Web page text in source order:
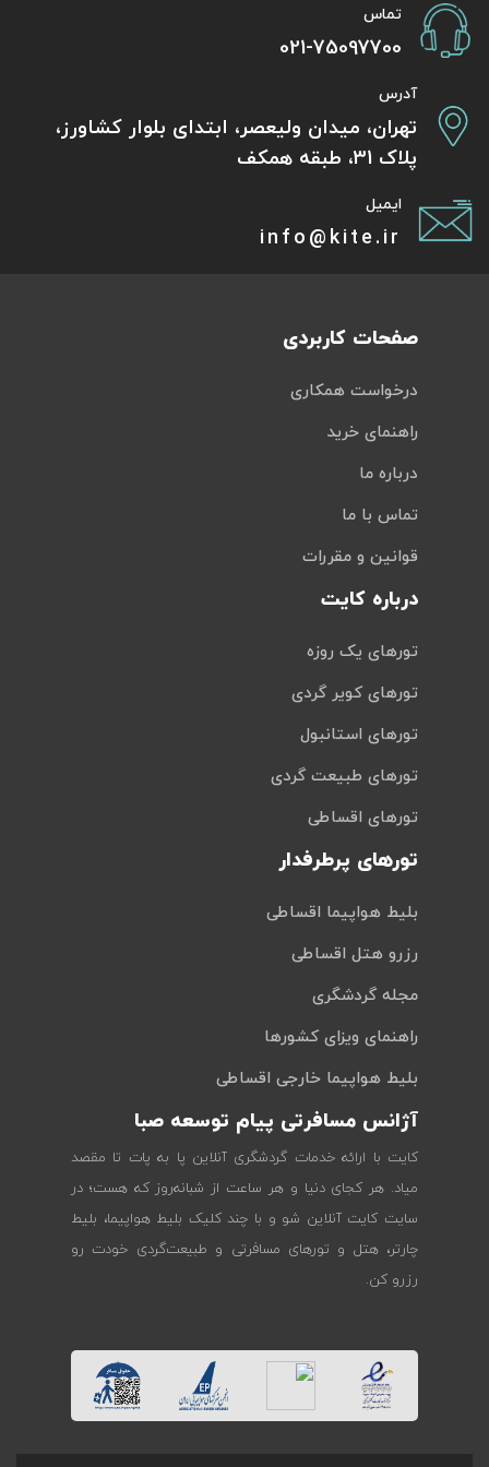
تماس
021-75097700
آدرس
تهران، میدان ولیعصر، ابتدای بلوار کشاورز،
پلاک 31، طبقه همکف
ایمیل
info@kite.ir
صفحات کاربردی
درخواست همکاری
راهنمای خرید
درباره ما
تماس با ما
قوانین و مقررات
درباره کایت
تورهای یک روزه
تورهای کویر گردی
تورهای استانبول
تورهای طبیعت گردی
تورهای اقساطی
تورهای پرطرفدار
بلیط هواپیما اقساطی
رزرو هتل اقساطی
مجله گردشگری
راهنمای ویزای کشورها
بلیط هواپیما خارجی اقساطی
آژانس مسافرتی پیام توسعه صبا
کایت با ارائه خدمات گردشگری آنلاین پا به پات تا مقصد
میاد. هر کجای دنیا و هر ساعت از شبانه‌روز که هست؛ در
سایت کایت آنلاین شو و با چند کلیک بلیط هواپیما، بلیط
چارتر، هتل و تورهای مسافرتی و طبیعت‌گردی خودت رو
رزرو کن.